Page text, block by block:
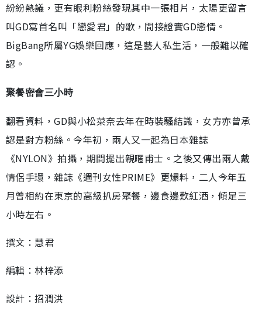
紛紛熱議，更有眼利粉絲發現其中一張相片，太陽更留言
叫GD寫首名叫「戀愛君」的歌，間接證實GD戀情。
BigBang所屬YG娛樂回應，這是藝人私生活，一般難以確
認。
聚餐密會三小時
翻看資料，GD與小松菜奈去年在時裝騷結識，女方亦曾承
認是對方粉絲。今年初，兩人又一起為日本雜誌
《NYLON》拍攝，期間擺出親暱甫士。之後又傳出兩人戴
情侶手環，雜誌《週刊女性PRIME》更爆料，二人今年五
月曾相約在東京的高級扒房聚餐，邊食邊歎紅酒，傾足三
小時左右。
撰文：慧君
編輯：林梓添
設計：招潤洪